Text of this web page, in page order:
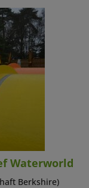
Waterworld
Berkshire)